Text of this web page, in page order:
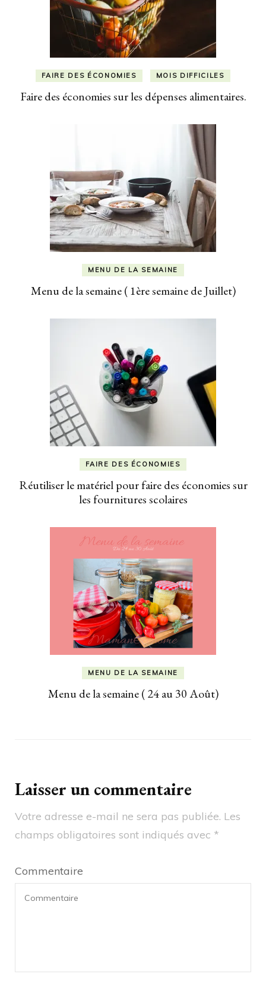
FAIRE DES ÉCONOMIES MOIS DIFFICILES
Faire des économies sur les dépenses alimentaires.
MENU DE LA SEMAINE
Menu de la semaine ( 1ère semaine de Juillet)
FAIRE DES ÉCONOMIES
Réutiliser le matériel pour faire des économies sur
les fournitures scolaires
MENU DE LA SEMAINE
Menu de la semaine ( 24 au 30 Août)
Laisser un commentaire
Votre adresse e-mail ne sera pas publiée. Les
champs obligatoires sont indiqués avec *
Commentaire